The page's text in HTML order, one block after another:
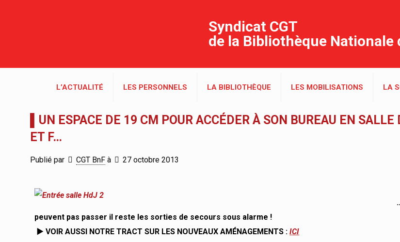
Syndicat CGT
de la Bibliothèque Nationale
L’ACTUALITÉ LES PERSONNELS LA BIBLIOTHÈQUE LES MOBILISATIONS LA
▌UN ESPACE DE 19 CM POUR ACCÉDER À SON BUREAU EN SALLE
ET F…
Publié par CGT BnF à 27 octobre 2013
peuvent pas passer il reste les sorties de secours sous alarme !
► VOIR AUSSI NOTRE TRACT SUR LES NOUVEAUX AMÉNAGEMENTS : ICI